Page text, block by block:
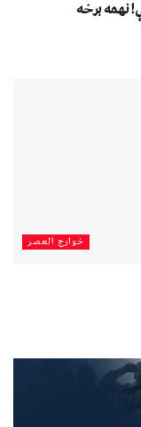
نهمه برخه
خوارج العصر